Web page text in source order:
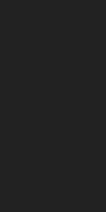
ーポップの深淵へ。The